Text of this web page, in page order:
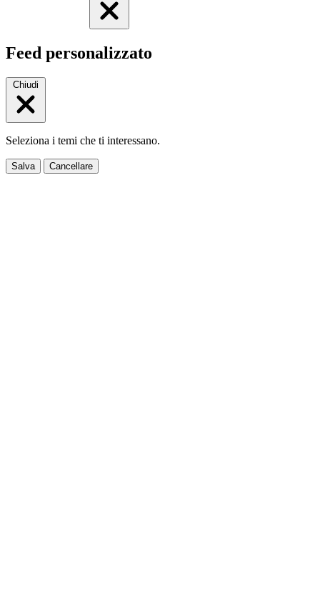
Feed personalizzato
Chiudi
Seleziona i temi che ti interessano.
Salva Cancellare